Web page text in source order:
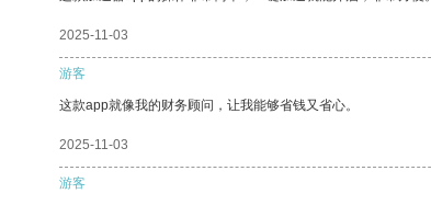
2025-11-03
游客
这款app就像我的财务顾问，让我能够省钱又省心。
2025-11-03
游客